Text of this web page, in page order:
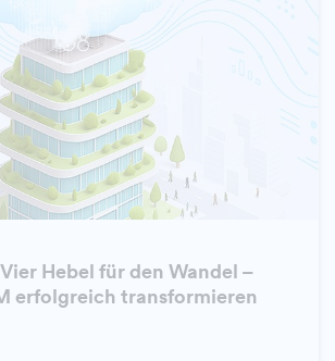
Hebel für den Wandel –
erfolgreich transformieren